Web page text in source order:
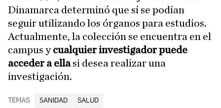
Dinamarca determinó que sí se podían
seguir utilizando los órganos para estudios.
Actualmente, la colección se encuentra en el
campus ycualquier investigador puede
acceder a ellasi desea realizar una
investigación.
TEMAS SANIDAD SALUD